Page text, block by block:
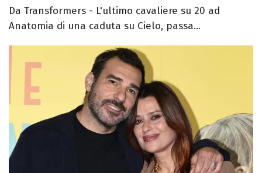
Da Transformers - L'ultimo cavaliere su 20 ad
Anatomia di una caduta su Cielo, passa...